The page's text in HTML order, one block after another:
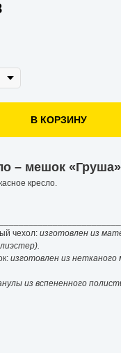
В КОРЗИНУ
– мешок «Груша»
кресло.
чехол: изготовлен из
изготовлен из
из вспененного